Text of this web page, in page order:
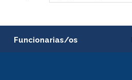
Funcionarias/os